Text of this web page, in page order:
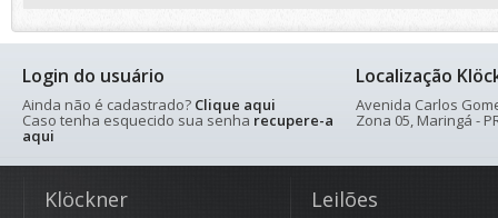
Login do usuário
Ainda não é cadastrado? Clique aqui
Caso tenha esquecido sua senha recupere-a
aqui
Localização
Avenida Carlos
Zona 05, Maringá -
Klöckner Leilões